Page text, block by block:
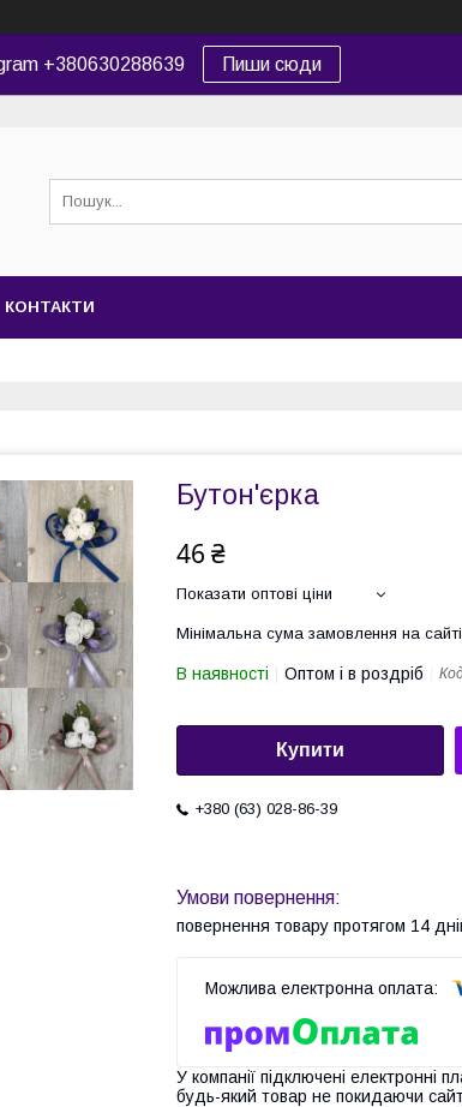
+380630288639 Пиши сюди
КОНТАКТИ
Бутон'єрка
46 ₴
Показати оптові ціни
Мінімальна сума замовлення на
В наявності Оптом і в роздріб
Купити
+380 (63) 028-86-39
повернення товару протягом 14
У компанії підключені електронні
будь-який товар не покидаючи